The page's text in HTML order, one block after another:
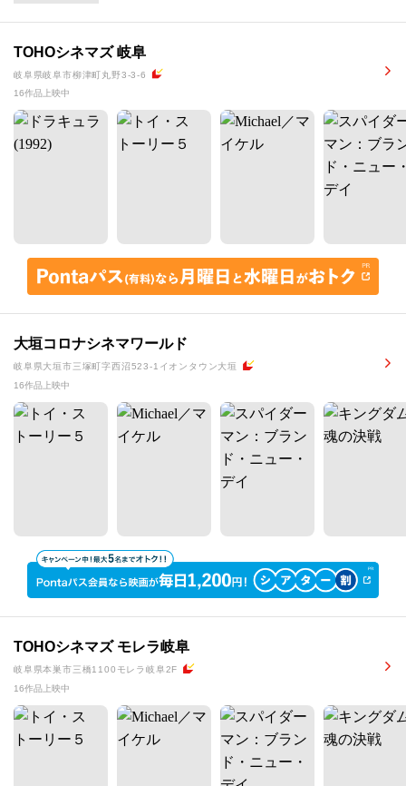
TOHOシネマズ 岐阜
岐阜県岐阜市柳津町丸野3-3-6
16作品上映中
大垣コロナシネマワールド
岐阜県大垣市三塚町字西沼523-1イオンタウン大垣
16作品上映中
TOHOシネマズ モレラ岐阜
岐阜県本巣市三橋1100モレラ岐阜2F
16作品上映中